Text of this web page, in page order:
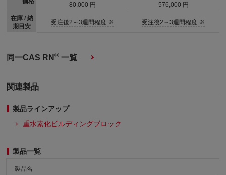
在庫 / 納
期目安
80,000 円
受注後2～3週間程度 ※
576,000 円
受注後2～3週間程度 ※
同一CAS RN® 一覧
関連製品
製品ラインアップ
重水素化ビルディングブロック
製品一覧
製品名